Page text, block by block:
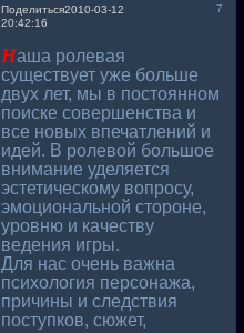
Поделиться 7
2010-03-12
20:42:16
Наша ролевая
существует уже больше
двух лет, мы в постоянном
поиске совершенства и
все новых впечатлений и
идей. В ролевой большое
внимание уделяется
эстетическому вопросу,
эмоциональной стороне,
уровню и качеству
ведения игры.
Для нас очень важна
психология персонажа,
причины и следствия
поступков, сюжет,